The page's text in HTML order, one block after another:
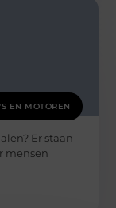
EN MOTOREN
Er staan
mensen